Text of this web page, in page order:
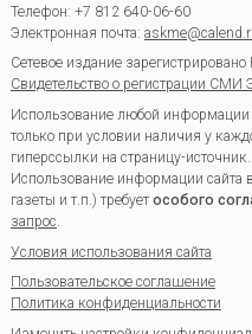
Телефон: +7 812 640-06-60
Электронная почта:
Сетевое издание
Свидетельство о регистрации
Использование любой информации
только при условии наличия у
гиперссылки на страницу-источник.
Использование информации
газеты и т.п.) требуетособого
запрос.
Условия использования сайта
Пользовательское соглашение
Политика конфиденциальности